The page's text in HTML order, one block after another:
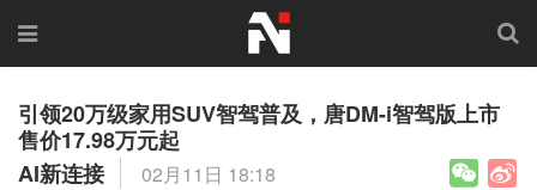
引领20万级家用SUV智驾普及，唐DM-i智驾版上市
售价17.98万元起
AI新连接
02月11日 18:18